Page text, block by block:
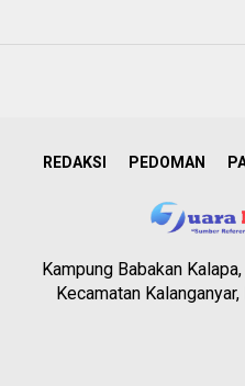
REDAKSI PEDOMAN
Kampung Babakan
Kecamatan